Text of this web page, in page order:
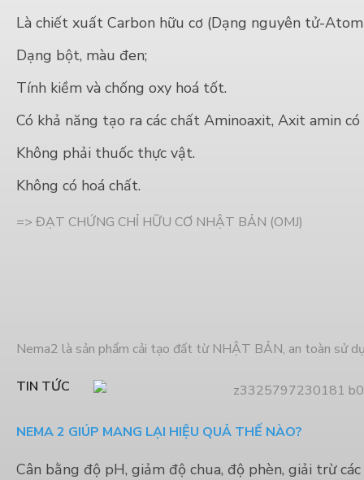
TIN TỨC
Là chiết xuất Carbon hữu cơ (Dạng nguyên tử-
Dạng bột, màu đen;
Tính kiềm và chống oxy hoá tốt.
Có khả năng tạo ra các chất Aminoaxit, Axit amin
Không phải thuốc thực vật.
Không có hoá chất.
=> ĐẠT CHỨNG CHỈ HỮU CƠ NHẬT BẢN (OMJ)
Nema2 là sản phẩm cải tạo đất từ NHẬT BẢN, an toàn sử
NEMA 2 GIÚP MANG LẠI HIỆU QUẢ THẾ NÀO?
Cân bằng độ pH, giảm độ chua, độ phèn, giải trừ